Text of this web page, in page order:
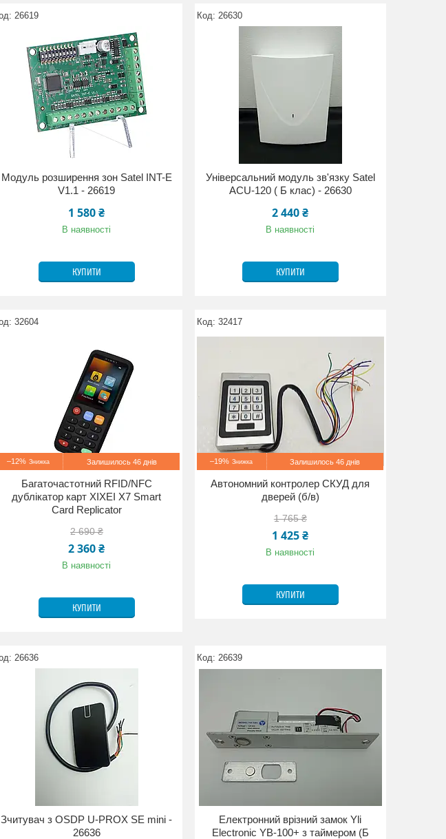
26619
Модуль розширення зон Satel INT-E
V1.1 - 26619
1 580 ₴
В наявності
КУПИТИ
26630
Універсальний модуль зв'язку Satel
ACU-120 ( Б клас) - 26630
2 440 ₴
В наявності
КУПИТИ
32604
–12% Залишилось 46 днів
Багаточастотний RFID/NFC
дублікатор карт XIXEI X7 Smart
Card Replicator
2 690 ₴
2 360 ₴
В наявності
КУПИТИ
32417
–19% Залишилось 46 днів
Автономний контролер СКУД для
дверей (б/в)
1 765 ₴
1 425 ₴
В наявності
КУПИТИ
26636
Зчитувач з OSDP U-PROX SE mini -
26636
26639
Електронний врізний замок Yli
Electronic YB-100+ з таймером (Б